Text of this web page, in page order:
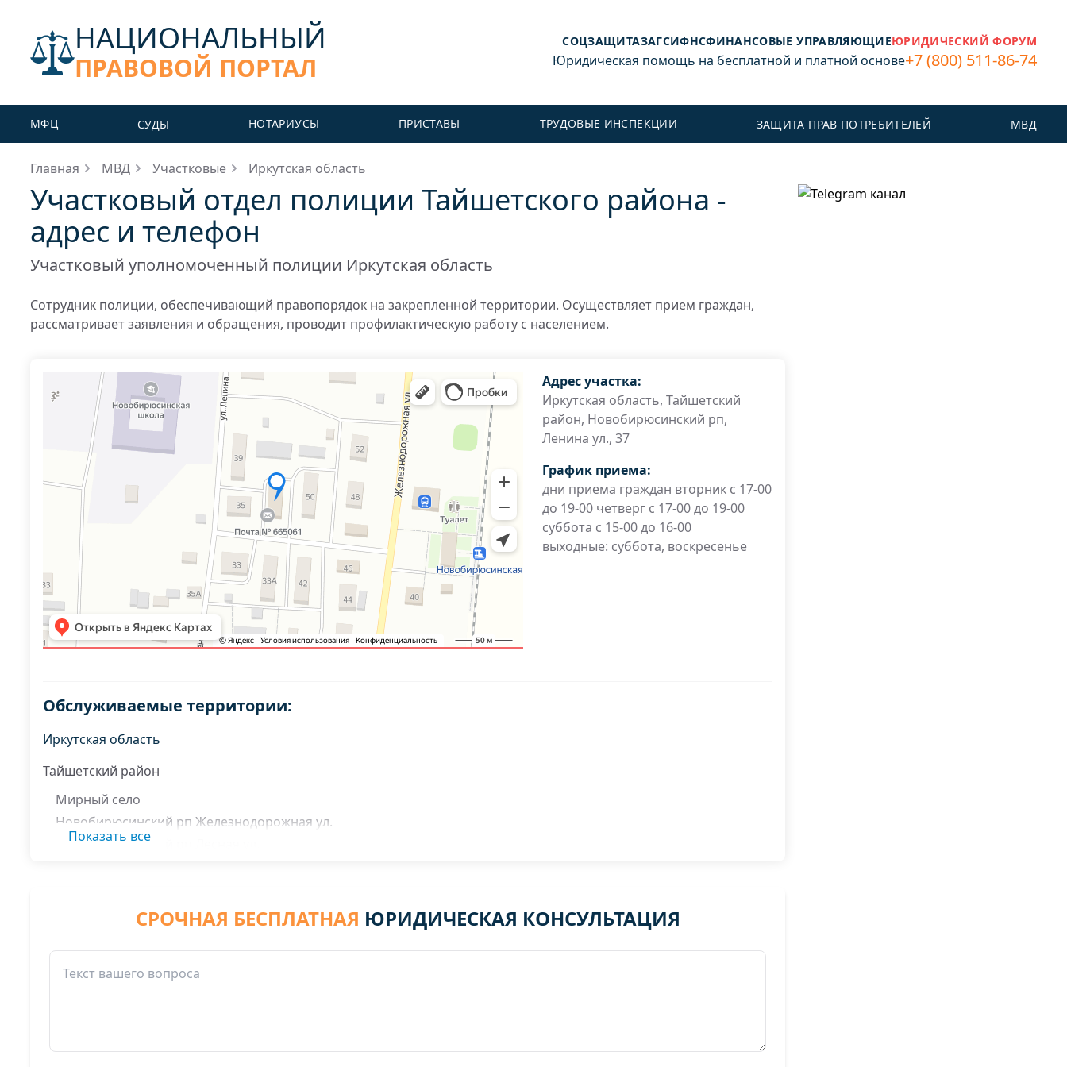
НАЦИОНАЛЬНЫЙ
ПРАВОВОЙ ПОРТАЛ
СОЦЗАЩИТАЗАГСИФНСФИНАНСОВЫЕ УПРАВЛЯЮЩИЕЮРИДИЧЕСКИЙ ФОРУМ
Юридическая помощь на бесплатной и платной основе+7 (800) 511-86-74
МФЦ СУДЫ НОТАРИУСЫ ПРИСТАВЫ ТРУДОВЫЕ ИНСПЕКЦИИ ЗАЩИТА ПРАВ ПОТРЕБИТЕЛЕЙ МВД
Главная МВД Участковые Иркутская область
Участковый отдел полиции Тайшетского района -
адрес и телефон
Участковый уполномоченный полиции Иркутская область
Сотрудник полиции, обеспечивающий правопорядок на закрепленной территории. Осуществляет прием граждан,
рассматривает заявления и обращения, проводит профилактическую работу с населением.
Адрес участка:
Иркутская область, Тайшетский
район, Новобирюсинский рп,
Ленина ул., 37
График приема:
дни приема граждан вторник с 17-00
до 19-00 четверг с 17-00 до 19-00
суббота с 15-00 до 16-00
выходные: суббота, воскресенье
Обслуживаемые территории:
Иркутская область
Тайшетский район
Мирный село
Новобирюсинский рп Железнодорожная ул.
Новобирюсинский рп Лесная ул.
Новобирюсинский рп Подстанция ул.
Пея поселок
Шелаево село
Показать все
СРОЧНАЯ БЕСПЛАТНАЯ ЮРИДИЧЕСКАЯ КОНСУЛЬТАЦИЯ